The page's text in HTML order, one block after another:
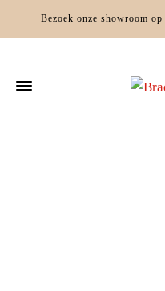
Bezoek onze showroom op